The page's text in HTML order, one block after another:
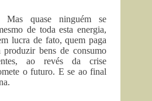
Mas quase ninguém se
de toda esta energia,
lucra de fato, quem paga
bens de consumo
ao revés da cri­se
o futuro. E se ao final